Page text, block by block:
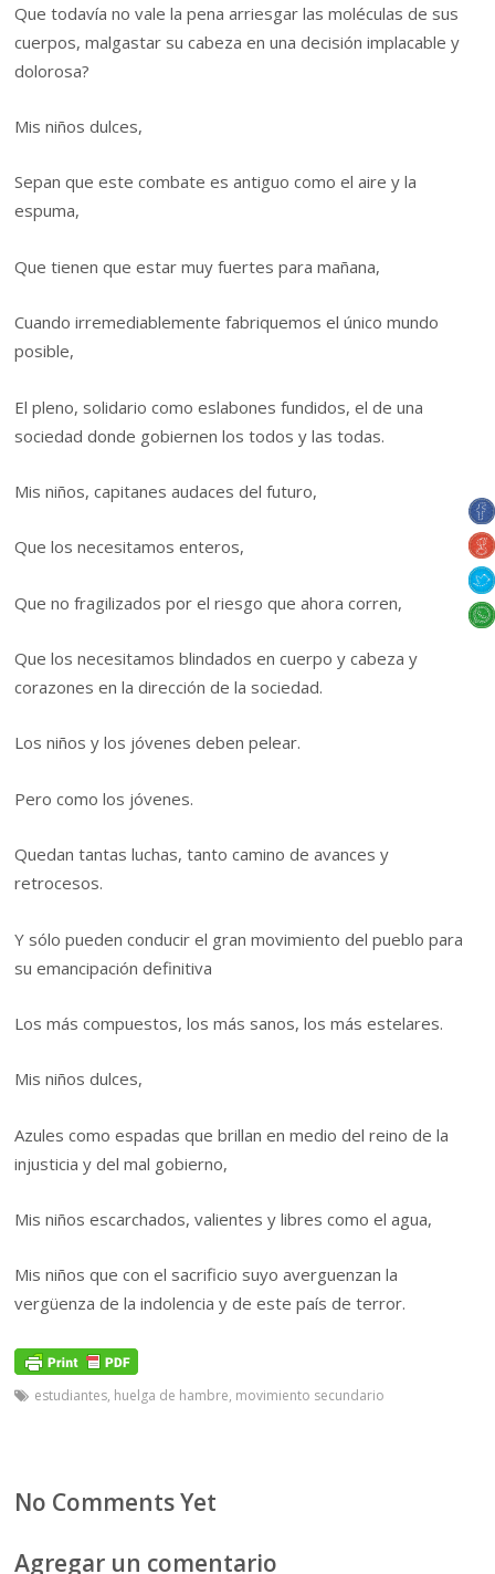
Que todavía no vale la pena arriesgar las moléculas de sus
cuerpos, malgastar su cabeza en una decisión implacable y
dolorosa?
Mis niños dulces,
Sepan que este combate es antiguo como el aire y la
espuma,
Que tienen que estar muy fuertes para mañana,
Cuando irremediablemente fabriquemos el único mundo
posible,
El pleno, solidario como eslabones fundidos, el de una
sociedad donde gobiernen los todos y las todas.
Mis niños, capitanes audaces del futuro,
Que los necesitamos enteros,
Que no fragilizados por el riesgo que ahora corren,
Que los necesitamos blindados en cuerpo y cabeza y
corazones en la dirección de la sociedad.
Los niños y los jóvenes deben pelear.
Pero como los jóvenes.
Quedan tantas luchas, tanto camino de avances y
retrocesos.
Y sólo pueden conducir el gran movimiento del pueblo para
su emancipación definitiva
Los más compuestos, los más sanos, los más estelares.
Mis niños dulces,
Azules como espadas que brillan en medio del reino de la
injusticia y del mal gobierno,
Mis niños escarchados, valientes y libres como el agua,
Mis niños que con el sacrificio suyo averguenzan la
vergüenza de la indolencia y de este país de terror.
estudiantes, huelga de hambre, movimiento secundario
No Comments Yet
Agregar un comentario